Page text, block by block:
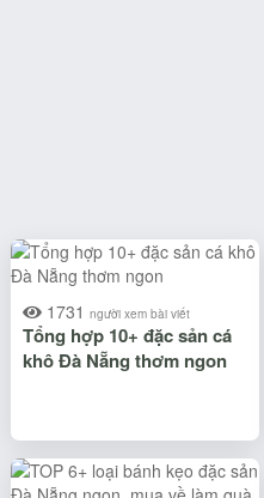
1731 người xem bài viết
Tổng hợp 10+ đặc sản cá
khô Đà Nẵng thơm ngon